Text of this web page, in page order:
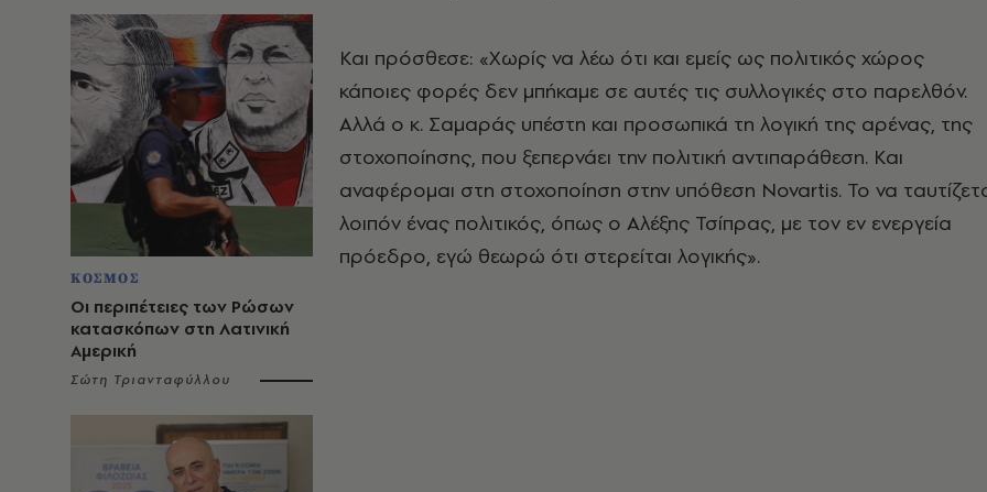
ΚΟΣΜΟΣ
Οι περιπέτειες των Ρώσων
κατασκόπων στη Λατινική
Αμερική
Σώτη Τριανταφύλλου
Και πρόσθεσε: «Χωρίς να λέω ότι και εμείς ως πολιτικός χώρος
κάποιες φορές δεν μπήκαμε σε αυτές τις συλλογικές στο παρελθόν.
Αλλά ο κ. Σαμαράς υπέστη και προσωπικά τη λογική της αρένας, της
στοχοποίησης, που ξεπερνάει την πολιτική αντιπαράθεση. Και
αναφέρομαι στη στοχοποίηση στην υπόθεση Novartis. Το να
λοιπόν ένας πολιτικός, όπως ο Αλέξης Τσίπρας, με τον εν ενεργεία
πρόεδρο, εγώ θεωρώ ότι στερείται λογικής».